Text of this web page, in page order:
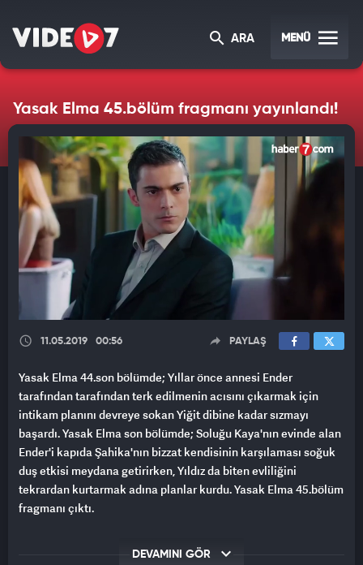
ARA MENÜ
Yasak Elma 45.bölüm fragmanı yayınlandı!
11.05.2019 00:56 PAYLAŞ
Yasak Elma 44.son bölümde; Yıllar önce annesi Ender
tarafından tarafından terk edilmenin acısını çıkarmak için
intikam planını devreye sokan Yiğit dibine kadar sızmayı
başardı. Yasak Elma son bölümde; Soluğu Kaya'nın evinde alan
Ender'i kapıda Şahika'nın bizzat kendisinin karşılaması soğuk
duş etkisi meydana getirirken, Yıldız da biten evliliğini
tekrardan kurtarmak adına planlar kurdu. Yasak Elma 45.bölüm
fragmanı çıktı.
DEVAMINI GÖR